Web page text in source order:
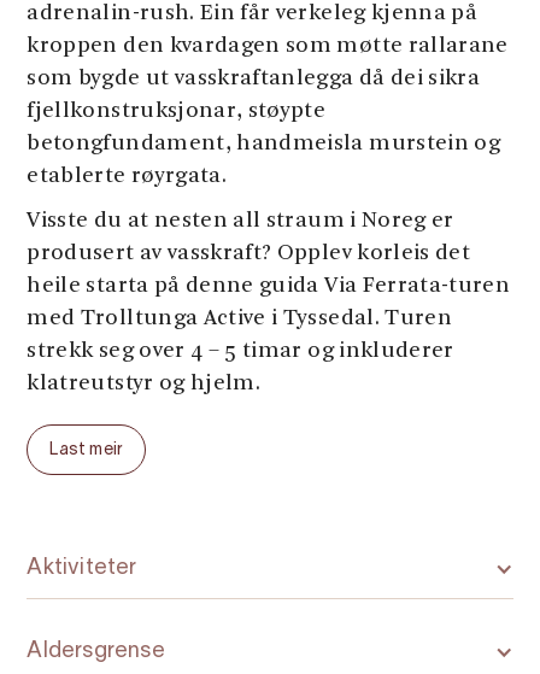
adrenalin-rush. Ein får verkeleg kjenna på
kroppen den kvardagen som møtte rallarane
som bygde ut vasskraftanlegga då dei sikra
fjellkonstruksjonar, støypte
betongfundament, handmeisla murstein og
etablerte røyrgata.
Visste du at nesten all straum i Noreg er
produsert av vasskraft? Opplev korleis det
heile starta på denne guida Via Ferrata-turen
med Trolltunga Active i Tyssedal. Turen
strekk seg over 4 – 5 timar og inkluderer
klatreutstyr og hjelm.
I tillegg til denne turen, tilbyd dei ei rekke
andre spanande aktivitetar i og rundt
Last meir
Aktiviteter
Aldersgrense